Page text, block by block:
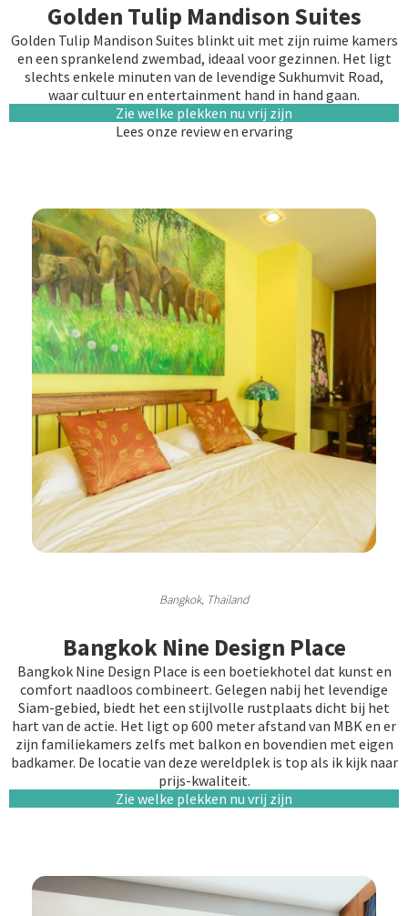
Golden Tulip Mandison Suites
Golden Tulip Mandison Suites blinkt uit met zijn ruime kamers
en een sprankelend zwembad, ideaal voor gezinnen. Het ligt
slechts enkele minuten van de levendige Sukhumvit Road,
waar cultuur en entertainment hand in hand gaan.
Zie welke plekken nu vrij zijn
Lees onze review en ervaring
Bangkok, Thailand
Bangkok Nine Design Place
Bangkok Nine Design Place is een boetiekhotel dat kunst en
comfort naadloos combineert. Gelegen nabij het levendige
Siam-gebied, biedt het een stijlvolle rustplaats dicht bij het
hart van de actie. Het ligt op 600 meter afstand van MBK en er
zijn familiekamers zelfs met balkon en bovendien met eigen
badkamer. De locatie van deze wereldplek is top als ik kijk naar
prijs-kwaliteit.
Zie welke plekken nu vrij zijn